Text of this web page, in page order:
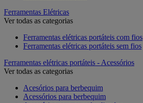
Ferramentas Elétricas
Ver todas as categorias
Ferramentas elétricas portáteis com fios
Ferramentas elétricas portáteis sem fios
Ferramentas elétricas portáteis - Acessórios
Ver todas as categorias
Acesórios para berbequim
Acessórios para berbequim